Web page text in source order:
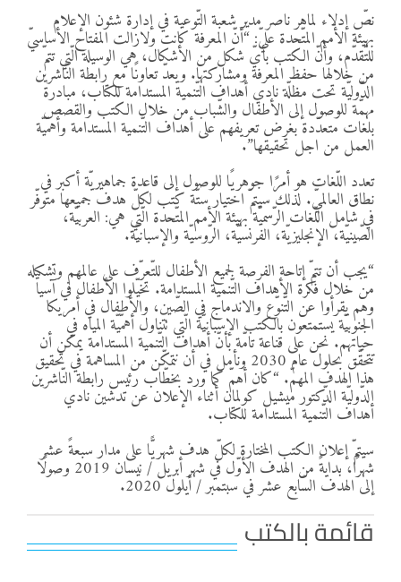
نصّ إدلاء لماهر ناصر مدير شعبة التّوعية في إدارة شئون الإعلام
بهيئة الأمم المتّحدة عليّ: “أنّ المعرفة كانت ولازالت المفتاح الأساسيّ
للتّقدّم، وأنّ الكتب بأيّ شكل من الأشكال، هي الوسيلة الّتي تتمّ
من خلالها حفظ المعرفة ومشاركتها. ويعدّ تعاونًا مع رابطة النّاشرين
الدّوليّة تحت مظلّة نادي أهداف التّنمية المستدامة للكتاب، مبادرة
مهمّة للوصول إلى الأطفال والشّباب من خلال الكتب والقصص
بلغات متعدّدة بغرض تعريفهم على أهداف التّنمية المستدامة وأهمّيّة
العمل من اجل تحقيقها”.
تعدد اللّغات هو أمرًا جوهريًا للوصول إلى قاعدة جماهيريّة أكبر في
نطاق العالميّ. لذلك سيتمّ اختيار ستّة كتب لكلّ هدف جميعها متوفّر
في شامل اللّغات الرّسميّة بهيئة الأمم المتّحدة الّتي هي: العربيّة،
الصّينيّة، الإنجليزيّة، الفرنسيّة، الرّوسيّة والإسبانيّة.
“يجب أن تتمّ إتاحة الفرصة لجميع الأطفال للتّعرّف على عالمهم وتشكيله
من خلال فكرة الأهداف التّنمية المستدامة. تخيّلوا الأطفال في آسيا
وهم يقرأوا عن التّنوّع والاندماج في الصّين، والأطفال في أمريكا
الجنوبيّة يستمتعون بالكتب الإسبانيّة الّتي تتناول أهمّيّة المياه في
حياتهم. نحن على قناعة تامّة بأنّ أهداف التّنمية المستدامة يمكن أن
تتحقّق بحلول عام 2030 ونأمل في أن نتمكّن من المساهمة في تحقيق
هذا الهدف المهمّ. “كان أهمّ كما ورد بخطّاب رئيس رابطة النّاشرين
الدّوليّة الدّكتور ميشيل كولمان أثناء الإعلان عن تدشين نادي
أهداف التّنمية المستدامة للكتاب.
سيتمّ إعلان الكتب المختارة لكلّ هدف شهريًّا على مدار سبعةً عشر
شهرًا، بدايةً من الهدف الأوّل في شهر أبريل / نيسان 2019 وصولًا
إلى الهدف السّابع عشر في سبتمبر / أيلول 2020.
قائمة بالكتب